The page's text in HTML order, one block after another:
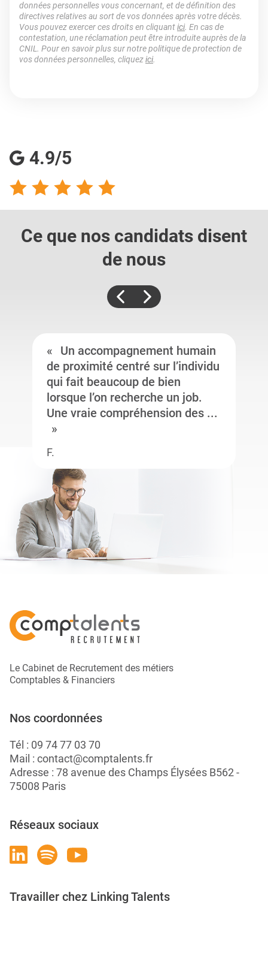
données personnelles vous concernant, et de définition des
directives relatives au sort de vos données après votre décès.
Vous pouvez exercer ces droits en cliquantici. En cas de
contestation, une réclamation peut être introduite auprès de la
CNIL. Pour en savoir plus sur notre politique de protection de
vos données personnelles, cliquezici.
4.9/5
Ce que nos candidats disent
de nous
Un accompagnement humain
de proximité centré sur l’individu
qui fait beaucoup de bien
lorsque l’on recherche un job.
Une vraie compréhension des ...
F.
Le Cabinet de Recrutement des métiers
Comptables & Financiers
Nos coordonnées
Tél : 09 74 77 03 70
Mail : contact@comptalents.fr
Adresse : 78 avenue des Champs Élysées B562 -
75008 Paris
Réseaux sociaux
Travailler chez Linking Talents